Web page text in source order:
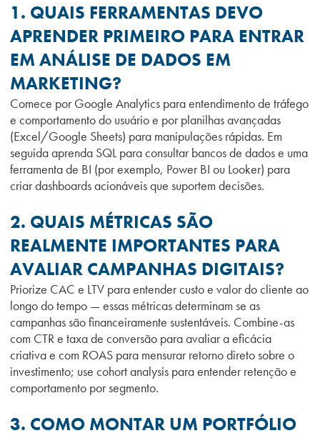
1. QUAIS FERRAMENTAS DEVO
APRENDER PRIMEIRO PARA ENTRAR
EM ANÁLISE DE DADOS EM
MARKETING?
Comece por Google Analytics para entendimento de tráfego
e comportamento do usuário e por planilhas avançadas
(Excel/Google Sheets) para manipulações rápidas. Em
seguida aprenda SQL para consultar bancos de dados e uma
ferramenta de BI (por exemplo, Power BI ou Looker) para
criar dashboards acionáveis que suportem decisões.
2. QUAIS MÉTRICAS SÃO
REALMENTE IMPORTANTES PARA
AVALIAR CAMPANHAS DIGITAIS?
Priorize CAC e LTV para entender custo e valor do cliente ao
longo do tempo — essas métricas determinam se as
campanhas são financeiramente sustentáveis. Combine-as
com CTR e taxa de conversão para avaliar a eficácia
criativa e com ROAS para mensurar retorno direto sobre o
investimento; use cohort analysis para entender retenção e
comportamento por segmento.
3. COMO MONTAR UM PORTFÓLIO